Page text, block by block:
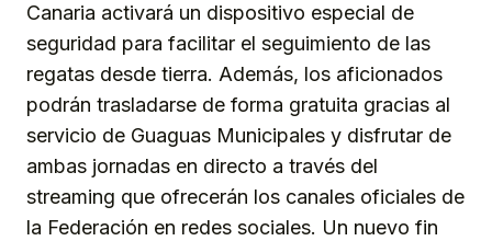
Canaria activará un dispositivo especial de
seguridad para facilitar el seguimiento de las
regatas desde tierra. Además, los aficionados
podrán trasladarse de forma gratuita gracias al
servicio de Guaguas Municipales y disfrutar de
ambas jornadas en directo a través del
streaming que ofrecerán los canales oficiales de
la Federación en redes sociales. Un nuevo fin